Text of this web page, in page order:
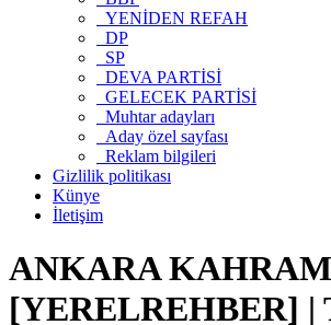
YENİDEN REFAH
DP
SP
DEVA PARTİSİ
GELECEK PARTİSİ
Muhtar adayları
Aday özel sayfası
Reklam bilgileri
Gizlilik politikası
Künye
İletişim
ANKARA
[YERELREHBER] |